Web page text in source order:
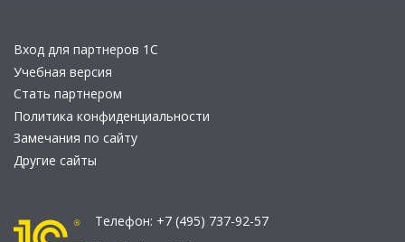
Вход для партнеров 1С
Учебная версия
Стать партнером
Политика конфиденциальности
Замечания по сайту
Другие сайты
Телефон: +7 (495) 737-92-57